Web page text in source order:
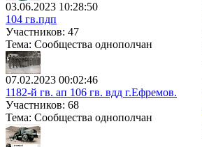
03.06.2023 10:28:50
104 гв.пдп
Участников: 47
Тема: Сообщества однополчан
07.02.2023 00:02:46
1182-й гв. ап 106 гв. вдд г.Ефремов.
Участников: 68
Тема: Сообщества однополчан